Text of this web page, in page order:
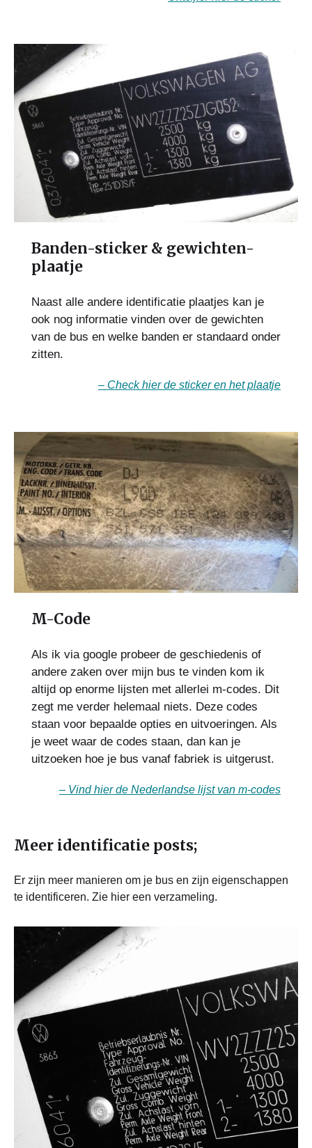
Banden-sticker & gewichten-
plaatje
Naast alle andere identificatie plaatjes kan je
ook nog informatie vinden over de gewichten
van de bus en welke banden er standaard onder
zitten.
– Check hier de sticker en het plaatje
M-Code
Als ik via google probeer de geschiedenis of
andere zaken over mijn bus te vinden kom ik
altijd op enorme lijsten met allerlei m-codes. Dit
zegt me verder helemaal niets. Deze codes
staan voor bepaalde opties en uitvoeringen. Als
je weet waar de codes staan, dan kan je
uitzoeken hoe je bus vanaf fabriek is uitgerust.
– Vind hier de Nederlandse lijst van m-codes
Meer identificatie posts;
Er zijn meer manieren om je bus en zijn eigenschappen
te identificeren. Zie hier een verzameling.